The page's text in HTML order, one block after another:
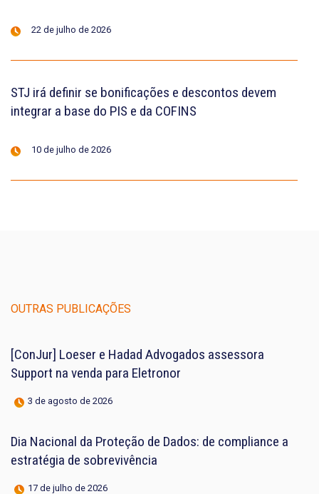
22 de julho de 2026
STJ irá definir se bonificações e descontos devem
integrar a base do PIS e da COFINS
10 de julho de 2026
OUTRAS PUBLICAÇÕES
[ConJur] Loeser e Hadad Advogados assessora
Support na venda para Eletronor
3 de agosto de 2026
Dia Nacional da Proteção de Dados: de compliance a
estratégia de sobrevivência
17 de julho de 2026